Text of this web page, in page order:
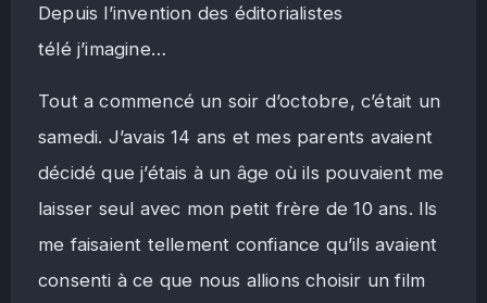
Depuis l’invention des éditorialistes
télé j’imagine…
Tout a commencé un soir d’octobre, c’était un
samedi. J’avais 14 ans et mes parents avaient
décidé que j’étais à un âge où ils pouvaient me
laisser seul avec mon petit frère de 10 ans. Ils
me faisaient tellement confiance qu’ils avaient
consenti à ce que nous allions choisir un film